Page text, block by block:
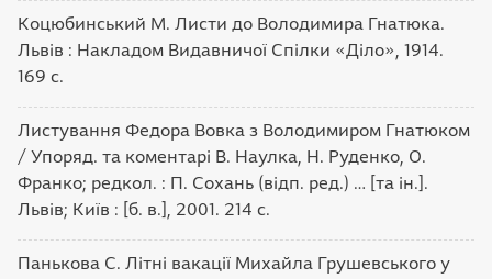
Коцюбинський М. Листи до Володимира Гнатюка.
Львів : Накладом Видавничої Спілки «Діло», 1914.
169 с.
Листування Федора Вовка з Володимиром Гнатюком
/ Упоряд. та коментарі В. Наулка, Н. Руденко, О.
Франко; редкол. : П. Сохань (відп. ред.) … [та ін.].
Львів; Київ : [б. в.], 2001. 214 с.
Панькова С. Літні вакації Михайла Грушевського у